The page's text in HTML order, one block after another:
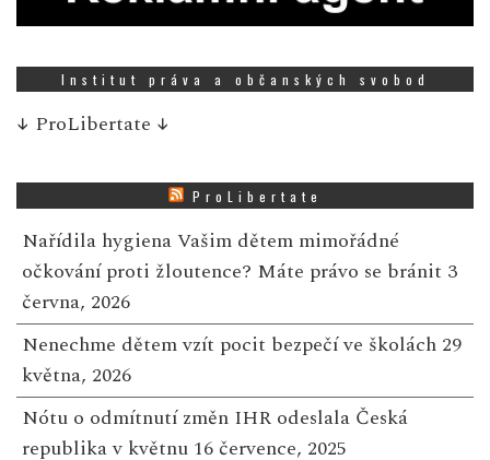
Institut práva a občanských svobod
↓ ProLibertate ↓
ProLibertate
Nařídila hygiena Vašim dětem mimořádné
očkování proti žloutence? Máte právo se bránit 3
června, 2026
Nenechme dětem vzít pocit bezpečí ve školách 29
května, 2026
Nótu o odmítnutí změn IHR odeslala Česká
republika v květnu 16 července, 2025